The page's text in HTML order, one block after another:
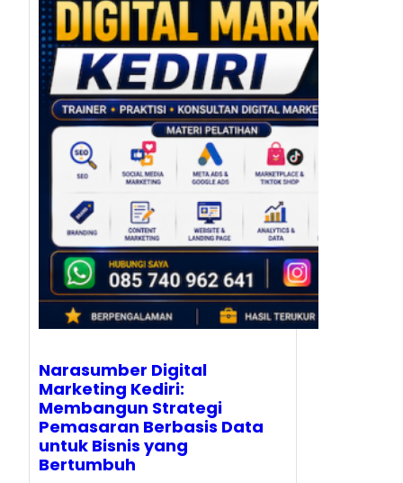
Narasumber Digital
Marketing Kediri:
Membangun Strategi
Pemasaran Berbasis Data
untuk Bisnis yang
Bertumbuh